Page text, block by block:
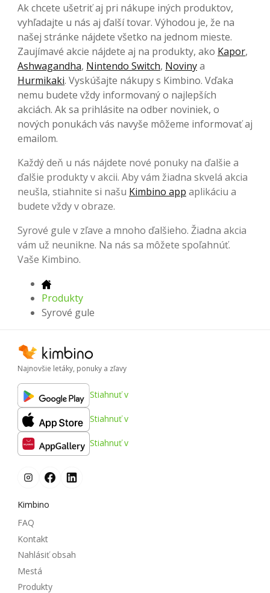
Ak chcete ušetriť aj pri nákupe iných produktov,
vyhľadajte u nás aj ďalší tovar. Výhodou je, že na
našej stránke nájdete všetko na jednom mieste.
Zaujímavé akcie nájdete aj na produkty, ako Kapor,
Ashwagandha, Nintendo Switch, Novinya
Hurmikaki. Vyskúšajte nákupy s Kimbino. Vďaka
nemu budete vždy informovaný o najlepších
akciách. Ak sa prihlásite na odber noviniek, o
nových ponukách vás navyše môžeme informovať aj
emailom.
Každý deň u nás nájdete nové ponuky na ďalšie a
ďalšie produkty v akcii. Aby vám žiadna skvelá akcia
neušla, stiahnite si našu Kimbino app aplikáciu a
budete vždy v obraze.
Syrové gule v zľave a mnoho ďalšieho. Žiadna akcia
vám už neunikne. Na nás sa môžete spoľahnúť.
Vaše Kimbino.
Produkty
Syrové gule
Najnovšie letáky, ponuky a zľavy
Stiahnuť v
Stiahnuť v
Stiahnuť v
Kimbino
FAQ
Kontakt
Nahlásiť obsah
Mestá
Produkty